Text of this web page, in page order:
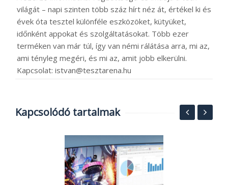
világát – napi szinten több száz hírt néz át, értékel ki és
évek óta tesztel különféle eszközöket, kütyüket,
időnként appokat és szolgáltatásokat. Több ezer
terméken van már túl, így van némi rálátása arra, mi az,
ami tényleg megéri, és mi az, amit jobb elkerülni.
Kapcsolat: istvan@tesztarena.hu
Kapcsolódó tartalmak